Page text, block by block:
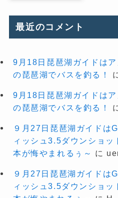
最近のコメント
9月18日琵琶湖ガイドは
の琵琶湖でバスを釣る！
9月18日琵琶湖ガイドは
の琵琶湖でバスを釣る！
９月27日琵琶湖ガイドは
ィッシュ3.5ダウンショッ
本が悔やまれるぅ～
に
９月27日琵琶湖ガイドは
ィッシュ3.5ダウンショッ